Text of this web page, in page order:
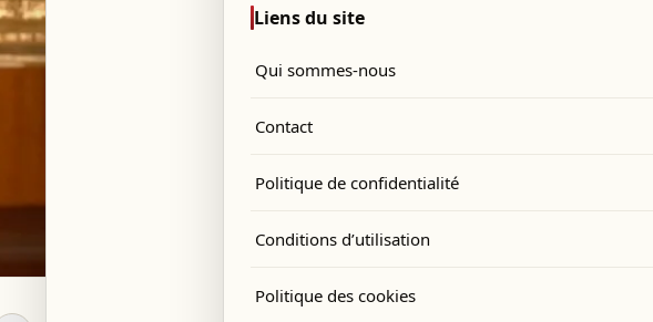
Liens du site
Qui sommes-nous
Contact
Politique de confidentialité
Conditions d’utilisation
Politique des cookies